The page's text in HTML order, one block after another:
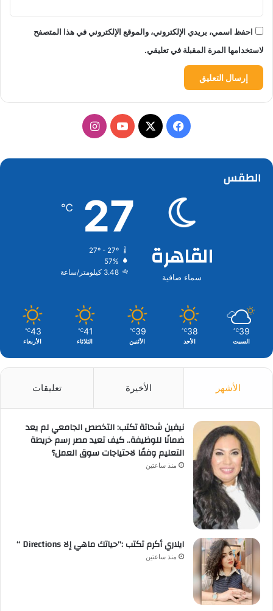
احفظ اسمي، بريدي الإلكتروني، والموقع الإلكتروني في هذا المتصفح
لاستخدامها المرة المقبلة في تعليقي.
فيسبوك
‫X
‫YouTubeانستقرام
الطقس
القاهرة
سماء صافية
27
℃
27º - 27º
57%
3.48 كيلومتر/ساعة
39
℃
السبت
38
℃
الأحد
39
℃
الأثنين
41
℃
الثلاثاء
43
℃
الأربعاء
الأشهر الأخيرة تعليقات
نيفين شحاتة تكتب: التخصص الجامعي لم يعد
ضمانًا للوظيفة.. كيف تعيد مصر رسم خريطة
التعليم وفقًا لاحتياجات سوق العمل؟
منذ ساعتين
ايلاري أكرم تكتب :”حياتك ماهي إلا Directions “
منذ ساعتين